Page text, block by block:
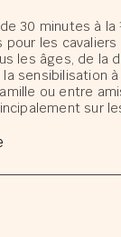
30 minutes à
les cavaliers
les âges, de la
sensibilisation à
ou entre
sur